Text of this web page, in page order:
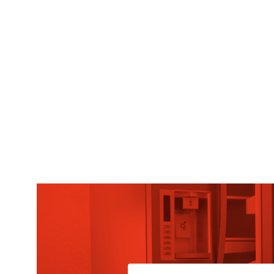
Estas cookies son necesarias
navegador para bloquear o
Cookies Utilizadas:
COOKIELEGALFERSAY,
Cookies de rendimiento
Estas cookies nos permiten
ayudan a saber qué páginas